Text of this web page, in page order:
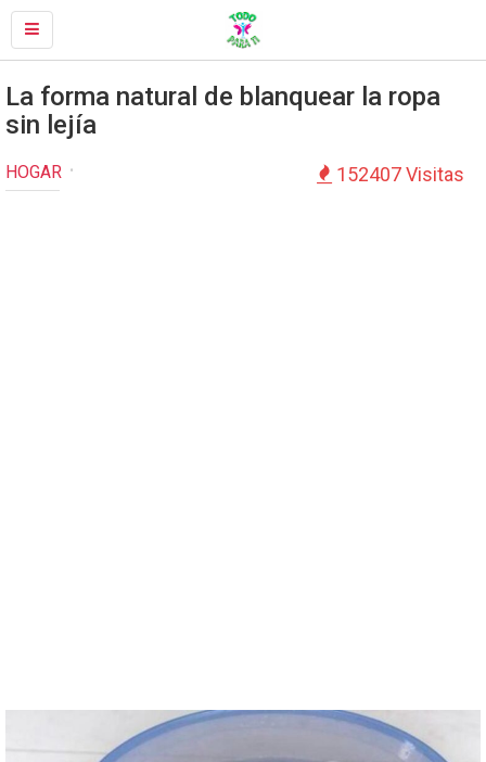
La forma natural de blanquear la ropa
sin lejía
HOGAR 152407 Visitas